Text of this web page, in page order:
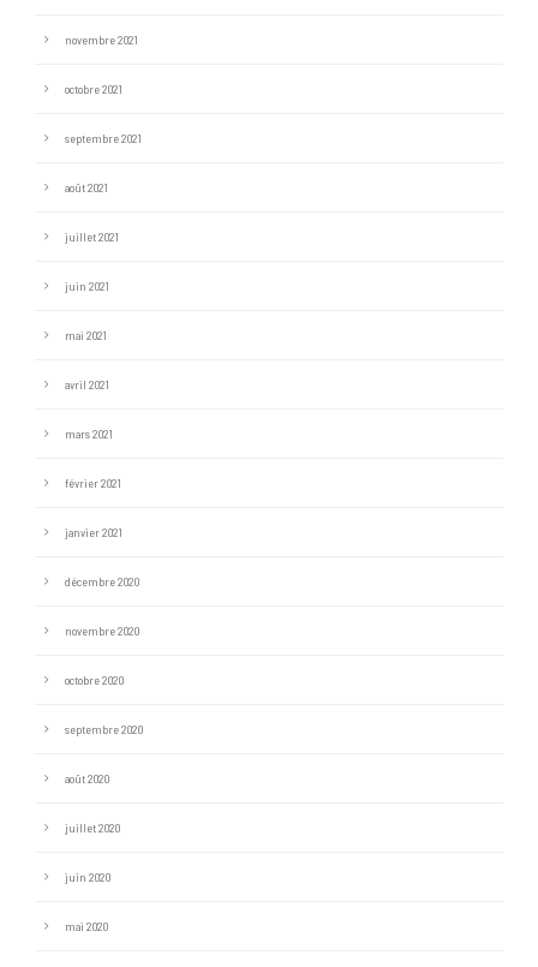
novembre 2021
octobre 2021
septembre 2021
août 2021
juillet 2021
juin 2021
mai 2021
avril 2021
mars 2021
février 2021
janvier 2021
décembre 2020
novembre 2020
octobre 2020
septembre 2020
août 2020
juillet 2020
juin 2020
mai 2020